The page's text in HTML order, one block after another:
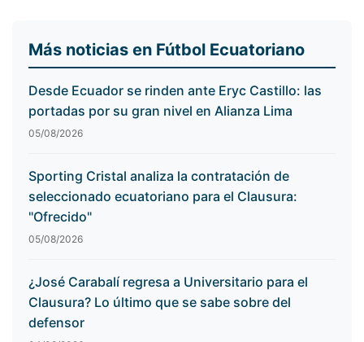
Más noticias en Fútbol Ecuatoriano
Desde Ecuador se rinden ante Eryc Castillo: las
portadas por su gran nivel en Alianza Lima
05/08/2026
Sporting Cristal analiza la contratación de
seleccionado ecuatoriano para el Clausura:
"Ofrecido"
05/08/2026
¿José Carabalí regresa a Universitario para el
Clausura? Lo último que se sabe sobre del
defensor